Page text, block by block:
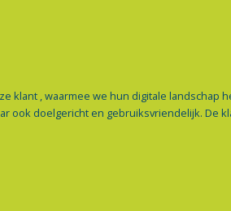
, waarmee we hun digitale
ook doelgericht en gebruiksvriendelijk. De